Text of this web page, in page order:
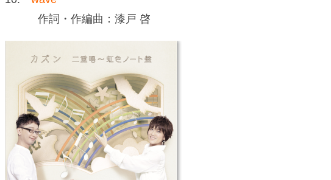
作詞・作編曲：漆戸 啓